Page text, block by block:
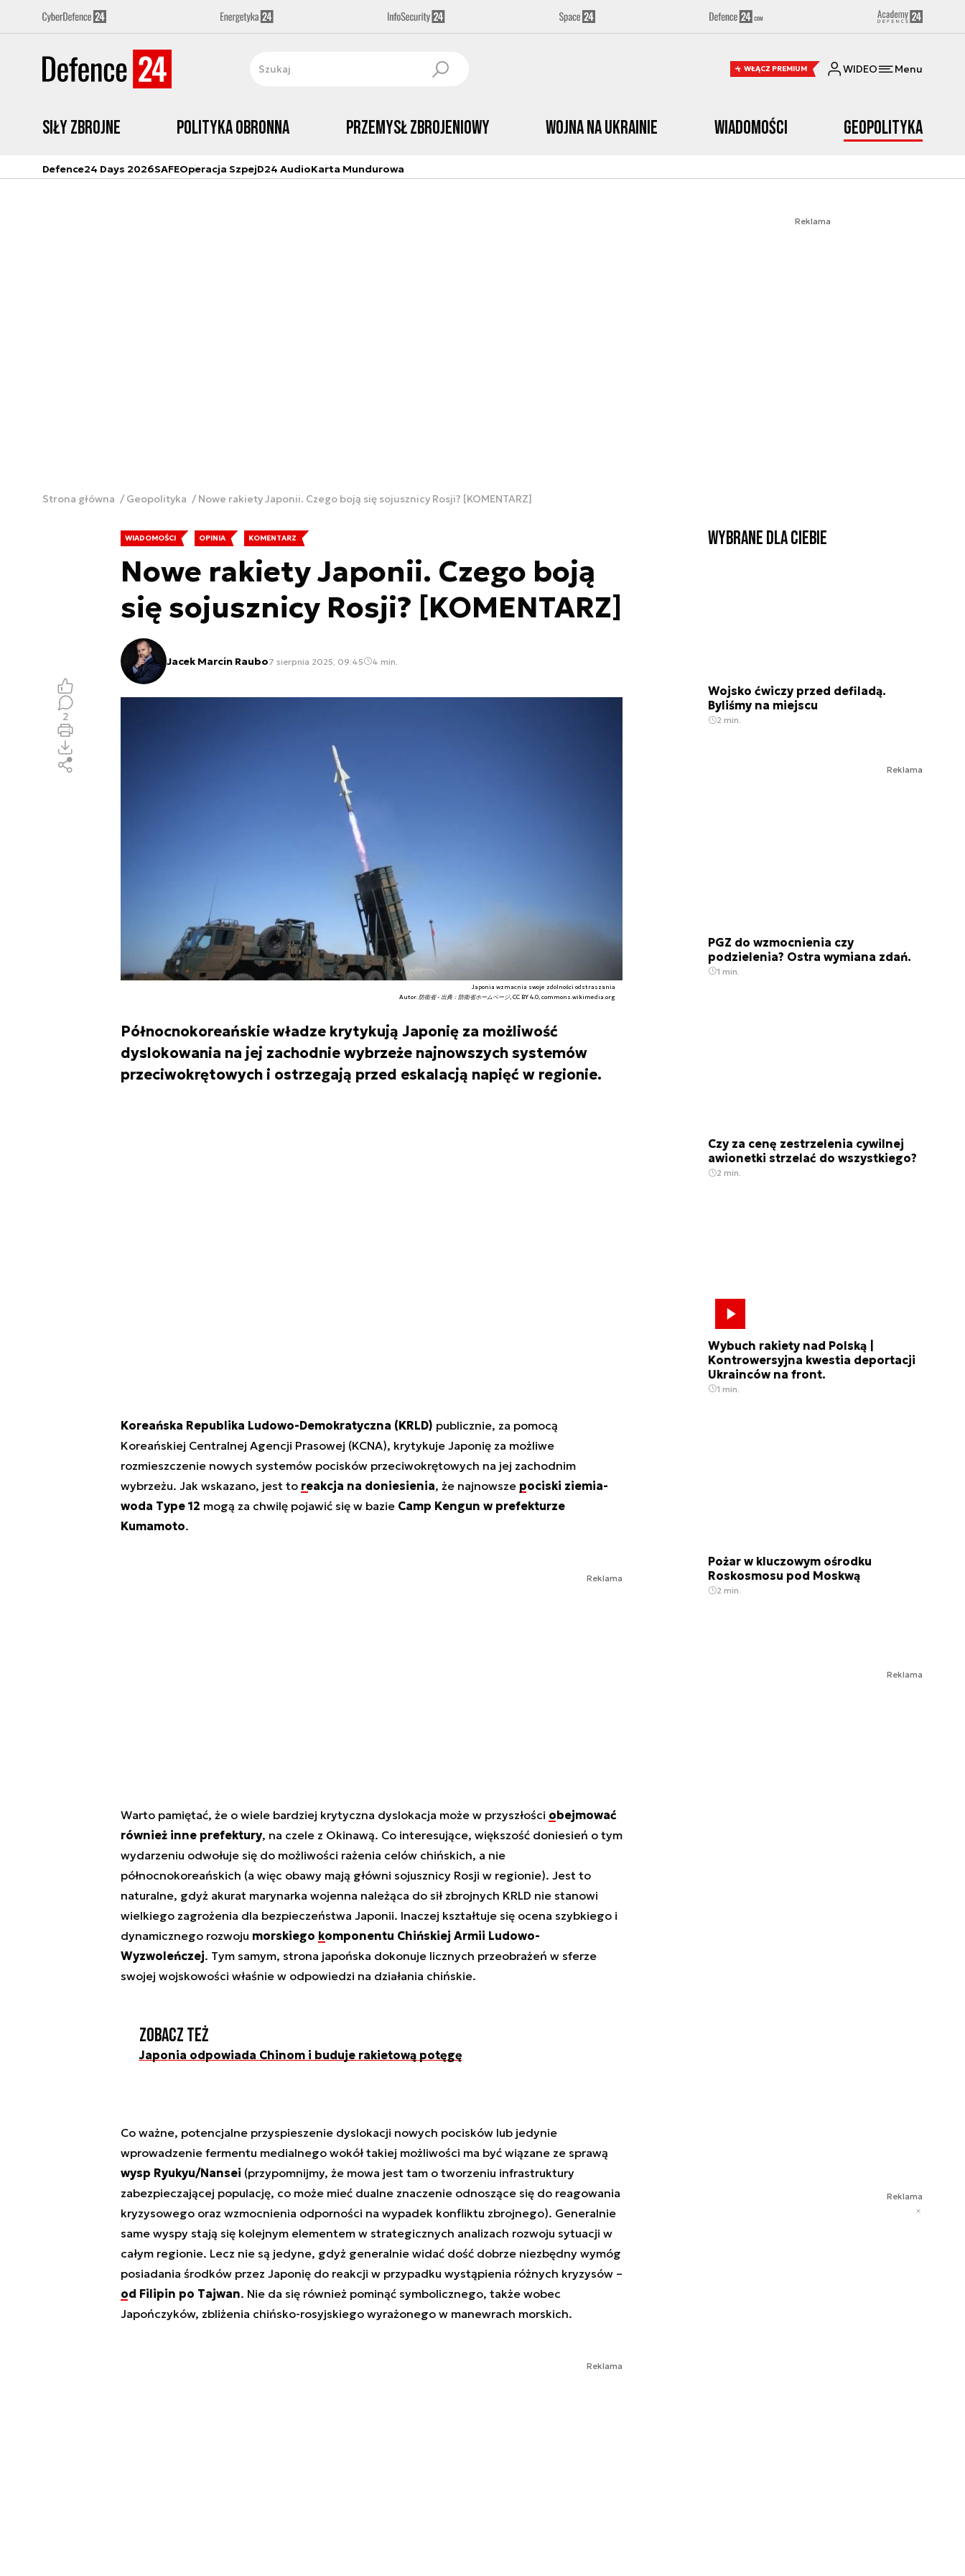
WŁĄCZ PREMIUM WIDEO Menu
Siły zbrojne Polityka obronna Przemysł Zbrojeniowy Wojna na Ukrainie Wiadomości Geopolityka
Defence24 Days 2026SAFEOperacja SzpejD24 AudioKarta Mundurowa
Reklama
Strona główna Geopolityka Nowe rakiety Japonii. Czego boją się sojusznicy Rosji? [KOMENTARZ]
WIADOMOŚCI OPINIA KOMENTARZ
Nowe rakiety Japonii. Czego boją
się sojusznicy Rosji? [KOMENTARZ]
Jacek Marcin Raubo7 sierpnia 2025, 09:45 4 min.
Japonia wzmacnia swoje zdolności odstraszania
Autor. 防衛省 - 出典：防衛省ホームページ, CC BY 4.0, commons.wikimedia.org
Północnokoreańskie władze krytykują Japonię za możliwość
dyslokowania na jej zachodnie wybrzeże najnowszych systemów
przeciwokrętowych i ostrzegają przed eskalacją napięć w regionie.
2
Koreańska Republika Ludowo-Demokratyczna (KRLD) publicznie, za pomocą
Koreańskiej Centralnej Agencji Prasowej (KCNA), krytykuje Japonię za możliwe
rozmieszczenie nowych systemów pocisków przeciwokrętowych na jej zachodnim
wybrzeżu. Jak wskazano, jest to reakcja na doniesienia, że najnowsze pociski ziemia-
woda Type 12 mogą za chwilę pojawić się w bazie Camp Kengun w prefekturze
Kumamoto.
Reklama
Warto pamiętać, że o wiele bardziej krytyczna dyslokacja może w przyszłości obejmować
również inne prefektury, na czele z Okinawą. Co interesujące, większość doniesień o tym
wydarzeniu odwołuje się do możliwości rażenia celów chińskich, a nie
północnokoreańskich (a więc obawy mają główni sojusznicy Rosji w regionie). Jest to
naturalne, gdyż akurat marynarka wojenna należąca do sił zbrojnych KRLD nie stanowi
wielkiego zagrożenia dla bezpieczeństwa Japonii. Inaczej kształtuje się ocena szybkiego i
dynamicznego rozwoju morskiego komponentu Chińskiej Armii Ludowo-
Wyzwoleńczej. Tym samym, strona japońska dokonuje licznych przeobrażeń w sferze
swojej wojskowości właśnie w odpowiedzi na działania chińskie.
Zobacz też
Japonia odpowiada Chinom i buduje rakietową potęgę
Co ważne, potencjalne przyspieszenie dyslokacji nowych pocisków lub jedynie
wprowadzenie fermentu medialnego wokół takiej możliwości ma być wiązane ze sprawą
wysp Ryukyu/Nansei (przypomnijmy, że mowa jest tam o tworzeniu infrastruktury
zabezpieczającej populację, co może mieć dualne znaczenie odnoszące się do reagowania
kryzysowego oraz wzmocnienia odporności na wypadek konfliktu zbrojnego). Generalnie
same wyspy stają się kolejnym elementem w strategicznych analizach rozwoju sytuacji w
całym regionie. Lecz nie są jedyne, gdyż generalnie widać dość dobrze niezbędny wymóg
posiadania środków przez Japonię do reakcji w przypadku wystąpienia różnych kryzysów –
od Filipin po Tajwan. Nie da się również pominąć symbolicznego, także wobec
Japończyków, zbliżenia chińsko-rosyjskiego wyrażonego w manewrach morskich.
Reklama
Wybrane dla Ciebie
Wojsko ćwiczy przed defiladą.
Byliśmy na miejscu
2 min.
Reklama
PGZ do wzmocnienia czy
podzielenia? Ostra wymiana zdań.
1 min.
Czy za cenę zestrzelenia cywilnej
awionetki strzelać do wszystkiego?
2 min.
Wybuch rakiety nad Polską |
Kontrowersyjna kwestia deportacji
Ukrainców na front.
1 min.
Pożar w kluczowym ośrodku
Roskosmosu pod Moskwą
2 min.
Reklama
Reklama